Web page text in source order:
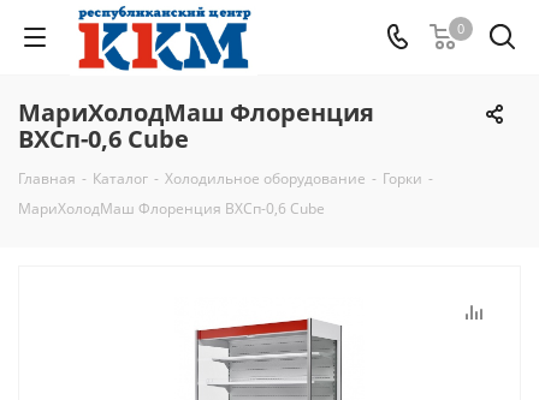
0
МариХолодМаш Флоренция
ВХСп-0,6 Cube
Главная - Каталог - Холодильное оборудование - Горки -
МариХолодМаш Флоренция ВХСп-0,6 Cube